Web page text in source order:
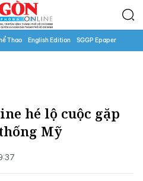
Thao English Edition SGGP Epaper
hé lộ cuộc gặp
Mỹ